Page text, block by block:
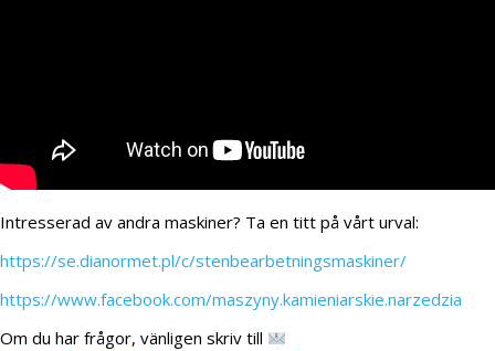
Intresserad av andra maskiner? Ta en titt på vårt urval:
https://se.dianormet.pl/c/stenbearbetningsmaskiner/
https://www.facebook.com/maszyny.kamieniarskie.narzedzia
Om du har frågor, vänligen skriv till